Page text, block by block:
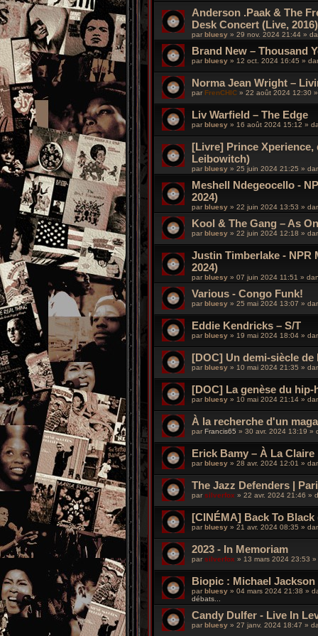
Anderson .Paak & The
Desk Concert (Live, 2016)
par bluesy » 29 nov. 2024 21:44 »
Brand New – Thousand
parbluesy » 12 oct. 2024 16:45 »
Norma Jean Wright –
par FrenCHIC » 22 août 2024 12:30
Liv Warfield – The Edge
parbluesy » 16 août 2024 15:12 »
[Livre] Prince Xperience,
Leibowitch)
par bluesy » 25 juin 2024 21:25 »
Meshell Ndegeocello -
2024)
par bluesy » 22 juin 2024 13:53 »
Kool & The Gang – As
par bluesy » 22 juin 2024 12:18 »
Justin Timberlake - NPR
2024)
par bluesy » 07 juin 2024 11:51 »
Various - Congo Funk!
par bluesy » 25 mai 2024 13:07 »
Eddie Kendricks – S/T
parbluesy » 19 mai 2024 18:04 »
[DOC] Un demi-siècle de
par bluesy » 10 mai 2024 21:35 »
[DOC] La genèse du
parbluesy » 10 mai 2024 21:14 »
À la recherche d'un
par Francis65 » 30 avr. 2024 13:19 »
Erick Bamy – À La
parbluesy » 28 avr. 2024 12:01 »
The Jazz Defenders |
par silverfox » 22 avr. 2024 21:46 »
[CINÉMA] Back To Black
parbluesy » 21 avr. 2024 08:35 »
2023 - In Memoriam
par silverfox » 13 mars 2024 23:53 »
Biopic : Michael Jackson
parbluesy » 04 mars 2024 21:38 »
débats...
Candy Dulfer - Live In
par bluesy » 27 janv. 2024 18:47 »